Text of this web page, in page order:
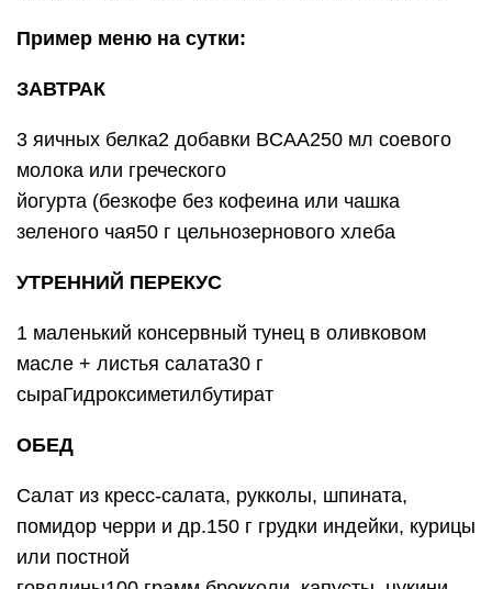
Пример меню на сутки:
ЗАВТРАК
3 яичных белка2 добавки BCAA250 мл соевого
молока или греческого
йогурта (безкофе без кофеина или чашка
зеленого чая50 г цельнозернового хлеба
УТРЕННИЙ ПЕРЕКУС
1 маленький консервный тунец в оливковом
масле + листья салата30 г
сыраГидроксиметилбутират
ОБЕД
Салат из кресс-салата, рукколы, шпината,
помидор черри и др.150 г грудки индейки, курицы
или постной